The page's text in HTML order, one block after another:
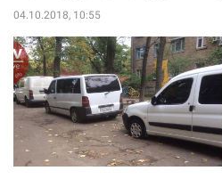
04.10.2018, 10:55